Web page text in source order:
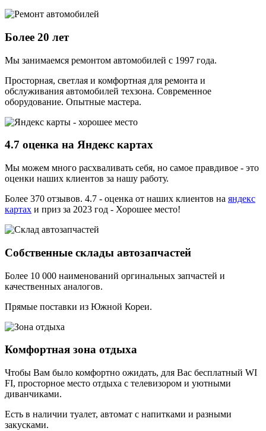
Более 20 лет
Мы занимаемся ремонтом автомобилей с 1997 года.
Просторная, светлая и комфортная для ремонта и
обслуживания автомобилей техзона. Современное
оборудование. Опытные мастера.
4.7 оценка на Яндекс картах
Мы можем много расхваливать себя, но самое правдивое - это
оценки наших клиентов за нашу работу.
Более 370 отзывов. 4.7 - оценка от наших клиентов на яндекс
картах и приз за 2023 год - Хорошее место!
Собственные склады автозапчастей
Более 10 000 наименований оргинальных запчастей и
качественных аналогов.
Прямые поставки из Южной Кореи.
Комфортная зона отдыха
Чтобы Вам было комфортно ожидать, для Вас бесплатный WI
FI, просторное место отдыха с телевизором и уютными
диванчиками.
Есть в наличии туалет, автомат с напитками и разными
закусками.